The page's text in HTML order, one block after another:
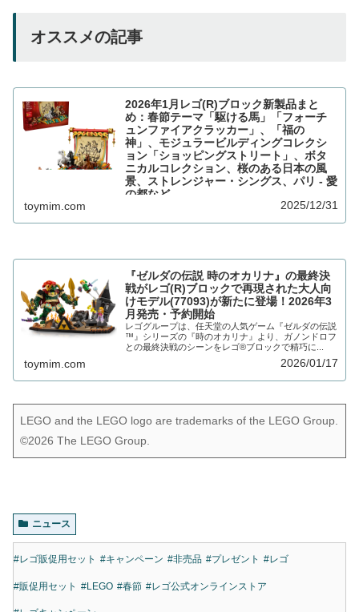
オススメの記事
2026年1月レゴ(R)ブロック新製品まと
め：春節テーマ「駆ける馬」「フォーチ
ュンファイアクラッカー」、「福の
神」、モジュラービルディングコレクシ
ョン「ショッピングストリート」、ボタ
ニカルコレクション、桜のある日本の風
景、ストレンジャー・シングス、パリ - 愛
の都など
レゴ®ブロック新製品として、2026年1月1日より多数
の新年をお祝いする「春節」の伝統行事や...
toymim.com 2025/12/31
『ゼルダの伝説 時のオカリナ』の最終決
戦がレゴ(R)ブロックで再現された大人向
けモデル(77093)が新たに登場！2026年3
月発売・予約開始
レゴグループは、任天堂の人気ゲーム『ゼルダの伝説
™』シリーズの『時のオカリナ』より、ガノンドロフ
との最終決戦のシーンをレゴ®ブロックで精巧に...
toymim.com 2026/01/17
LEGO and the LEGO logo are trademarks of the LEGO Group.
©2026 The LEGO Group.
ニュース
#レゴ販促用セット #キャンペーン #非売品 #プレゼント #レゴ
#販促用セット #LEGO #春節 #レゴ公式オンラインストア